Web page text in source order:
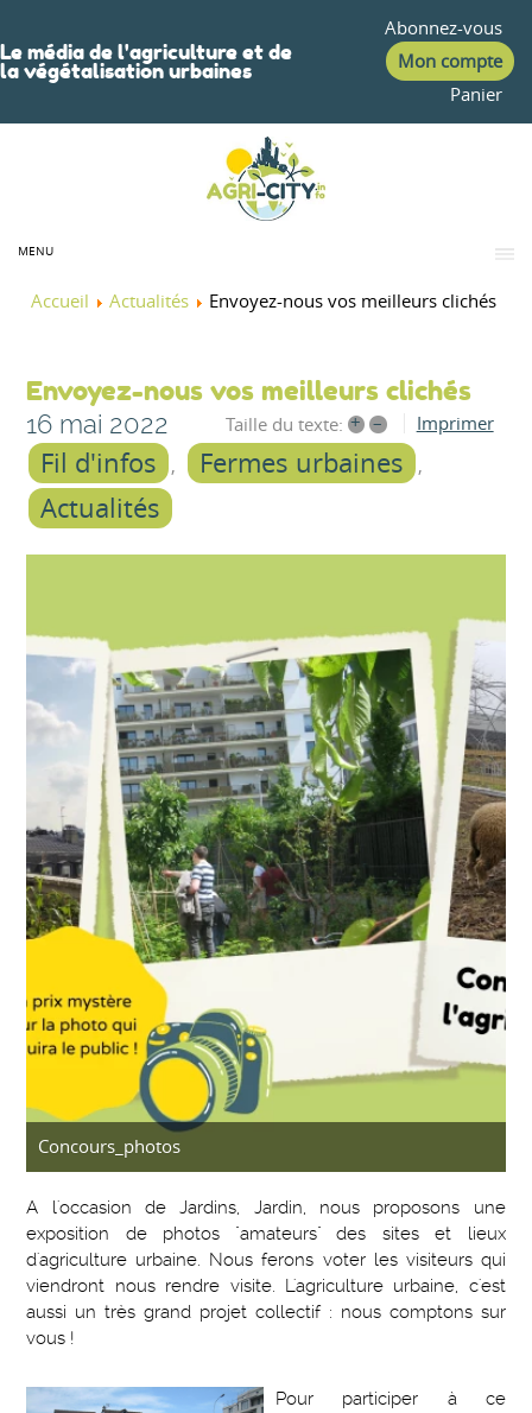
Le média de l'agriculture et de
la végétalisation urbaines
Abonnez-vous
Mon compte
Panier
MENU
Accueil Actualités Envoyez-nous vos meilleurs clichés
Envoyez-nous vos meilleurs clichés
16 mai 2022 Taille du texte: + – Imprimer
Fil d'infos
Fermes urbaines
Actualités
Concours_photos
A l'occasion de Jardins, Jardin, nous proposons une
exposition de photos "amateurs" des sites et lieux
d'agriculture urbaine. Nous ferons voter les visiteurs qui
viendront nous rendre visite. L'agriculture urbaine, c'est
aussi un très grand projet collectif : nous comptons sur
vous !
Pour participer à ce